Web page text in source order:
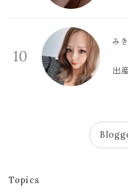
10
み
出
Topics